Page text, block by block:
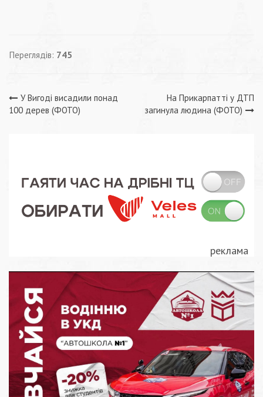
Переглядів: 745
Навігація
У Вигоді висадили понад
100 дерев (ФОТО)
На Прикарпатті у ДТП
загинула людина (ФОТО)